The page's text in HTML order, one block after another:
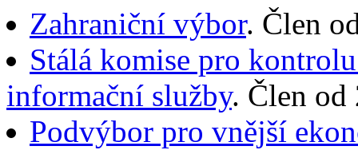
Zahraniční výbor. Člen
Stálá komise pro
informační služby. Člen od
Podvýbor pro vnější